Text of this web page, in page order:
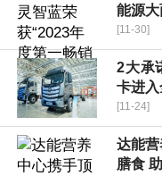
能源大
[11-30]
2大承
卡进
[11-24]
达能
膳食